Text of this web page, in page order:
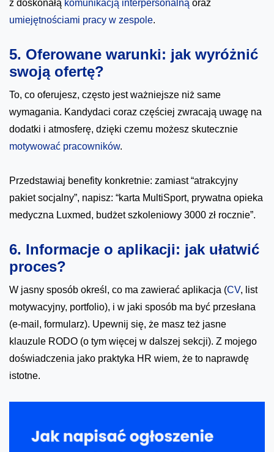
z doskonałą komunikacją interpersonalną oraz
umiejętnościami pracy w zespole.
5. Oferowane warunki: jak wyróżnić
swoją ofertę?
To, co oferujesz, często jest ważniejsze niż same
wymagania. Kandydaci coraz częściej zwracają uwagę na
dodatki i atmosferę, dzięki czemu możesz skutecznie
motywować pracowników.
Przedstawiaj benefity konkretnie: zamiast “atrakcyjny
pakiet socjalny”, napisz: “karta MultiSport, prywatna opieka
medyczna Luxmed, budżet szkoleniowy 3000 zł rocznie”.
6. Informacje o aplikacji: jak ułatwić
proces?
W jasny sposób określ, co ma zawierać aplikacja (CV, list
motywacyjny, portfolio), i w jaki sposób ma być przesłana
(e-mail, formularz). Upewnij się, że masz też jasne
klauzule RODO (o tym więcej w dalszej sekcji). Z mojego
doświadczenia jako praktyka HR wiem, że to naprawdę
istotne.